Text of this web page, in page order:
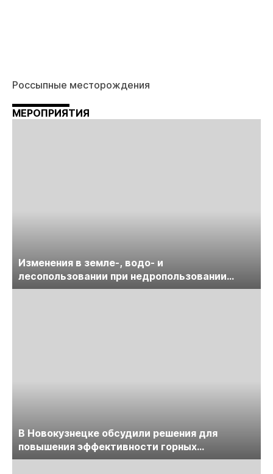
Россыпные месторождения
МЕРОПРИЯТИЯ
Изменения в земле-, водо- и
лесопользовании при недропользовании
обсудят на семинаре «ПравоТЭК»
В Новокузнецке обсудили решения для
повышения эффективности горных
предприятий